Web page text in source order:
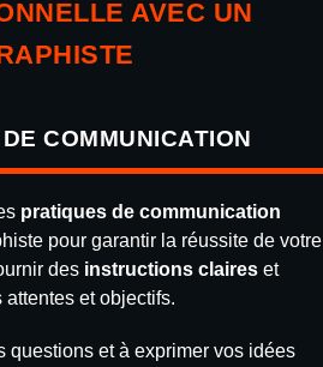
AVEC UN
COMMUNICATION
pratiques de communication
pour garantir la réussite de votre
des instructions claires et
et objectifs.
questions et à exprimer vos idées